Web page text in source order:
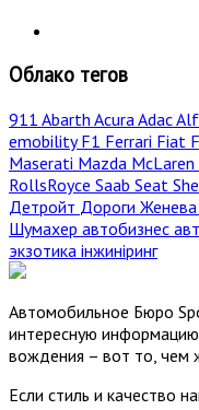
Облако тегов
911 Abarth AcuraAdac
emobilityF1 Ferrari Fiat
Maserati Mazda McLaren
RollsRoyce Saab Seat
Детройт Дороги Женева
Шумахер автобизнес
экзотика інжиніринг
Автомобильное Бюро
интересную
вождения – вот то, чем
Если стиль и качество